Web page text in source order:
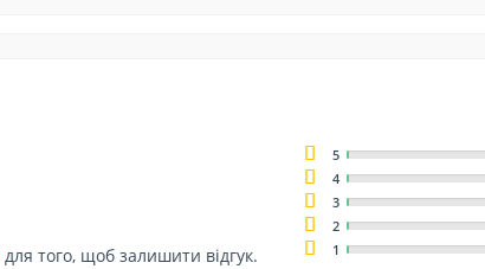
для того, щоб залишити відгук.
5
4
3
2
1